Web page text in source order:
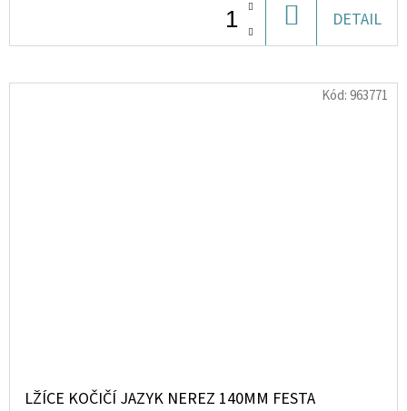
KOŠÍKU
DETAIL
LŽÍCE KOČIČÍ JAZYK NEREZ 140MM FESTA
Kód:963771